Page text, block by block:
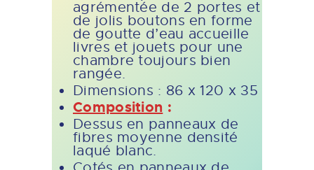
agrémentée de 2 portes et
de jolis boutons en forme
de goutte d’eau accueille
livres et jouets pour une
chambre toujours bien
rangée.
Dimensions : 86 x 120 x 35
Composition :
Dessus en panneaux de
fibres moyenne densité
laqué blanc.